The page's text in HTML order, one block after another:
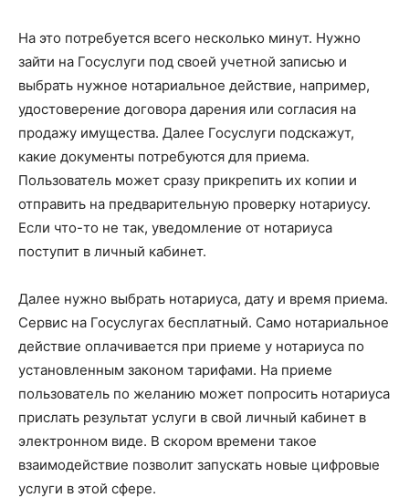
На это потребуется всего несколько минут. Нужно
зайти на Госуслуги под своей учетной записью и
выбрать нужное нотариальное действие, например,
удостоверение договора дарения или согласия на
продажу имущества. Далее Госуслуги подскажут,
какие документы потребуются для приема.
Пользователь может сразу прикрепить их копии и
отправить на предварительную проверку нотариусу.
Если что-то не так, уведомление от нотариуса
поступит в личный кабинет.
Далее нужно выбрать нотариуса, дату и время приема.
Сервис на Госуслугах бесплатный. Само нотариальное
действие оплачивается при приеме у нотариуса по
установленным законом тарифами. На приеме
пользователь по желанию может попросить нотариуса
прислать результат услуги в свой личный кабинет в
электронном виде. В скором времени такое
взаимодействие позволит запускать новые цифровые
услуги в этой сфере.